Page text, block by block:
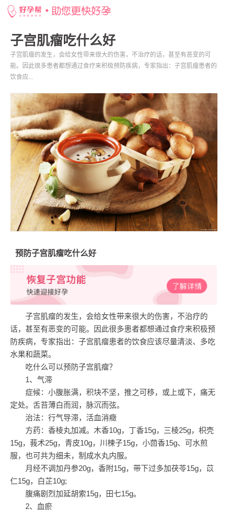
网站首页 > 好孕百科 > 子宫肌瘤吃什么好
子宫肌瘤吃什么好
子宫肌瘤的发生，会给女性带来很大的伤害，不治疗的话，甚至有恶变的可
能。因此很多患者都想通过食疗来积极预防疾病，专家指出：子宫肌瘤患者的
饮食应...
预防子宫肌瘤吃什么好
子宫肌瘤的发生，会给女性带来很大的伤害，不治疗的
话，甚至有恶变的可能。因此很多患者都想通过食疗来积极预
防疾病，专家指出：子宫肌瘤患者的饮食应该尽量清淡、多吃
水果和蔬菜。
吃什么可以预防子宫肌瘤？
1、气滞
症候：小腹胀满，积块不坚，推之可移，或上或下，痛无
定处。舌苔薄白而润，脉沉而弦。
治法：行气导滞，活血消癥
方药：香棱丸加减。木香10g，丁香15g，三棱25g，枳壳
15g，莪术25g，青皮10g，川楝子15g，小茴香15g、可水煎
服，也可共为细未，制成水丸内服。
月经不调加丹参20g，香附15g，带下过多加茯苓15g，苡
仁15g，白芷10g;
腹痛剧烈加延胡索15g，田七15g。
2、血瘀